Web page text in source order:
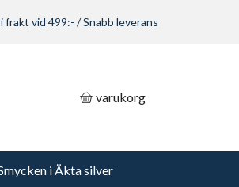
frakt vid 499:- / Snabb leverans
varukorg
i Äkta silver